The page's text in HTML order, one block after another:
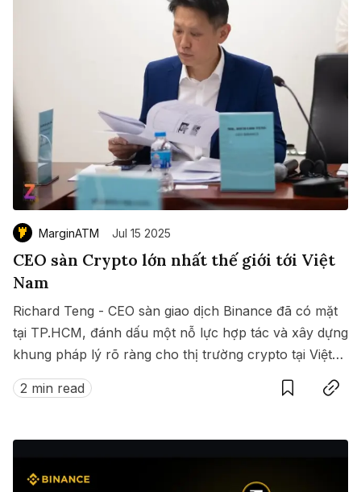
MarginATM Jul 15 2025
CEO sàn Crypto lớn nhất thế giới tới Việt
Nam
Richard Teng - CEO sàn giao dịch Binance đã có mặt
tại TP.HCM, đánh dấu một nỗ lực hợp tác và xây dựng
khung pháp lý rõ ràng cho thị trường crypto tại Việt
Nam.
2 min read
SaveCopy link